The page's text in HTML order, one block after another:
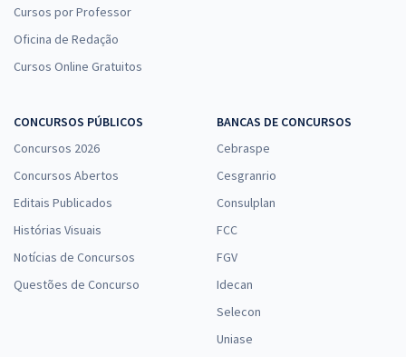
Cursos por Professor
Oficina de Redação
Cursos Online Gratuitos
CONCURSOS PÚBLICOS
Concursos 2026
Concursos Abertos
Editais Publicados
Histórias Visuais
Notícias de Concursos
Questões de Concurso
BANCAS DE CONCURSOS
Cebraspe
Cesgranrio
Consulplan
FCC
FGV
Idecan
Selecon
Uniase